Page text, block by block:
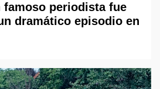
famoso periodista fue
dramático episodio en